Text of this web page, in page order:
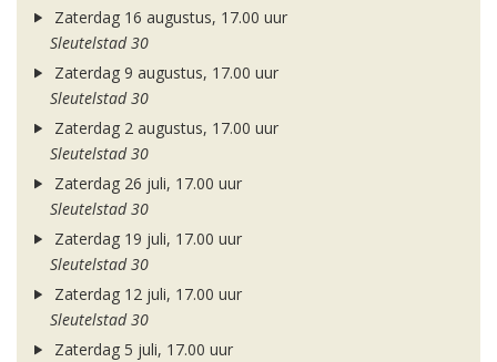
Zaterdag 16 augustus, 17.00 uur
Sleutelstad 30
Zaterdag 9 augustus, 17.00 uur
Sleutelstad 30
Zaterdag 2 augustus, 17.00 uur
Sleutelstad 30
Zaterdag 26 juli, 17.00 uur
Sleutelstad 30
Zaterdag 19 juli, 17.00 uur
Sleutelstad 30
Zaterdag 12 juli, 17.00 uur
Sleutelstad 30
Zaterdag 5 juli, 17.00 uur